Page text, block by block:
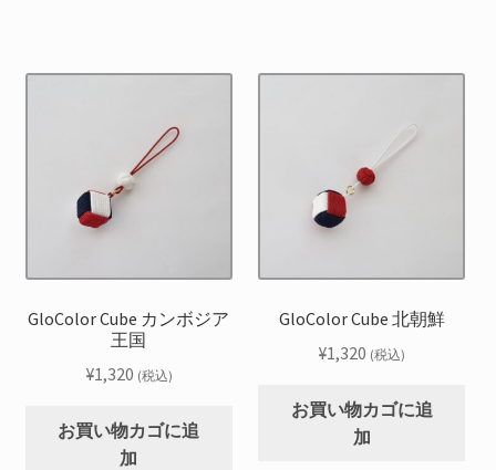
GloColor Cube カンボジア
王国
¥1,320 (税込)
お買い物カゴに追
加
GloColor Cube 北朝鮮
¥1,320 (税込)
お買い物カゴに追
加